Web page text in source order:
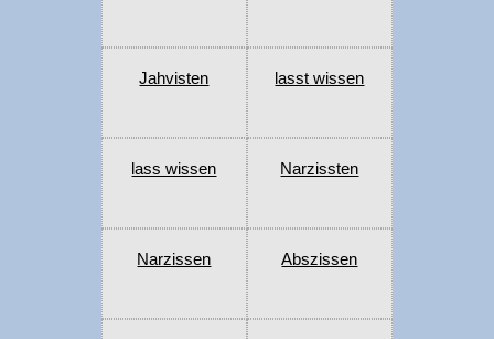
Jahvisten lasst wissen
lass wissen Narzissten
Narzissen Abszissen